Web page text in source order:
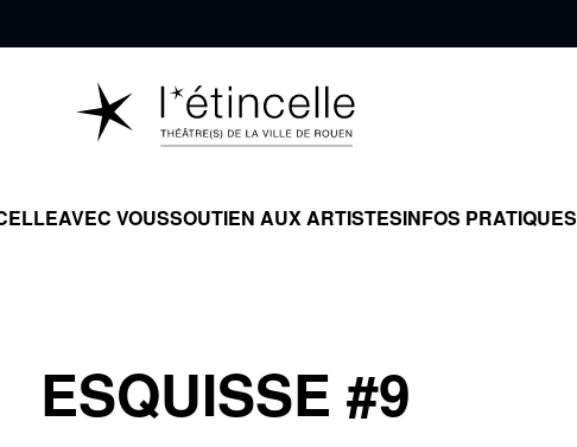
AVEC VOUSSOUTIEN AUX ARTISTESINFOS PRATIQUES
ESQUISSE #9